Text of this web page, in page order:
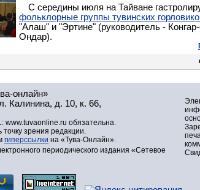
С середины июля на Тайване
фольклорные группы тувинских
"Алаш" и "Эртине" (руководитель -
Ондар).
онлайн»
Калинина, д. 10, к. 66,
www.tuvaonline.ru обязательна.
зрения редакции.
гиперссылки на «Тува-Онлайн».
периодического издания «Сетевое